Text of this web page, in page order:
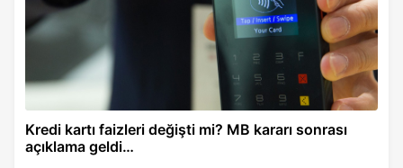
Kredi kartı faizleri değişti mi? MB kararı sonrası
açıklama geldi…